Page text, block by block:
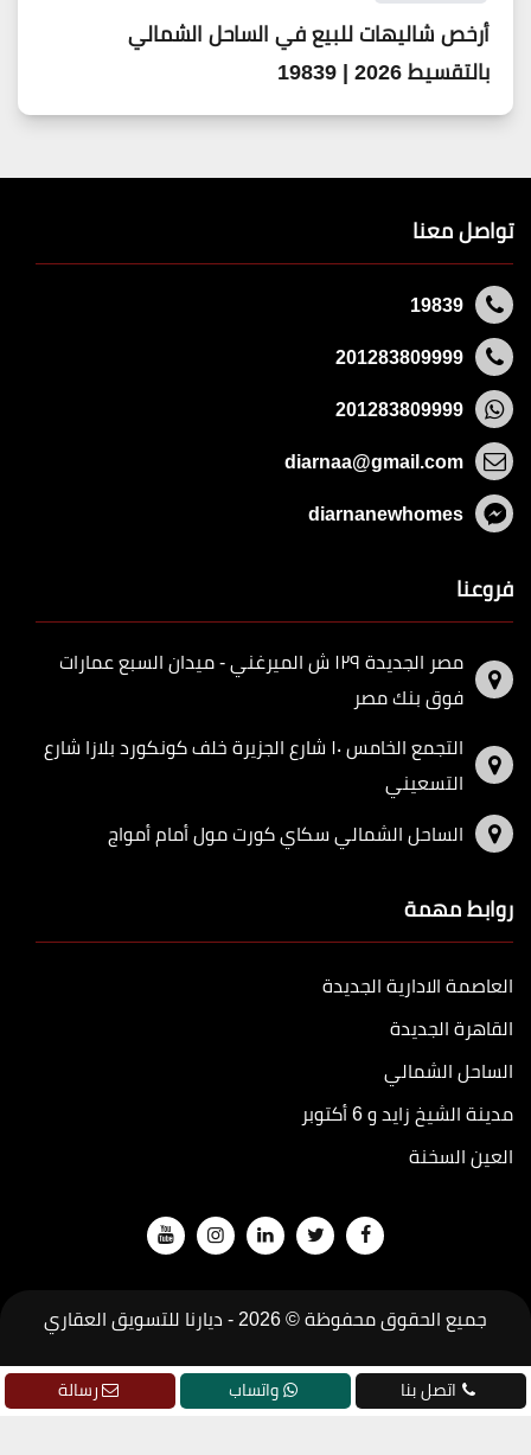
أرخص شاليهات للبيع في الساحل الشمالي
بالتقسيط 2026 | 19839
تواصل معنا
19839
201283809999
201283809999
diarnaa@gmail.com
diarnanewhomes
فروعنا
مصر الجديدة ١٢٩ ش الميرغني - ميدان السبع عمارات
فوق بنك مصر
التجمع الخامس ١٠ شارع الجزيرة خلف كونكورد بلازا شارع
التسعيني
الساحل الشمالي سكاي كورت مول أمام أمواج
روابط مهمة
العاصمة الادارية الجديدة
القاهرة الجديدة
الساحل الشمالي
مدينة الشيخ زايد و 6 أكتوبر
العين السخنة
جميع الحقوق محفوظة © 2026 -
ديارنا للتسويق العقاري
تطويرجودة اتصل بنا واتساب رسالة